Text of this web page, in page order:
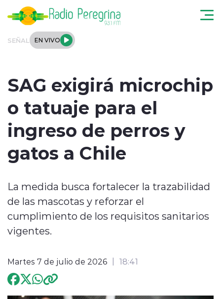
SEÑAL EN VIVO
Regionales
Tendencias
Podcast
Deportes
Entrevistas
Programación
SAG exigirá microchip
o tatuaje para el
ingreso de perros y
gatos a Chile
La medida busca fortalecer la trazabilidad
de las mascotas y reforzar el
cumplimiento de los requisitos sanitarios
vigentes.
Martes 7 de julio de 2026 18:41